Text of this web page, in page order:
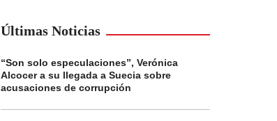
Últimas Noticias
“Son solo especulaciones”, Verónica
Alcocer a su llegada a Suecia sobre
acusaciones de corrupción